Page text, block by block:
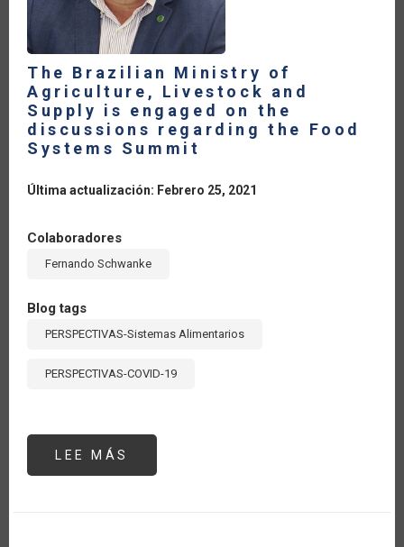
The Brazilian Ministry of
Agriculture, Livestock and
Supply is engaged on the
discussions regarding the Food
Systems Summit
Última actualización: Febrero 25, 2021
Colaboradores
Fernando Schwanke
Blog tags
PERSPECTIVAS-Sistemas Alimentarios
PERSPECTIVAS-COVID-19
LEE MÁS
BRAZILIAN